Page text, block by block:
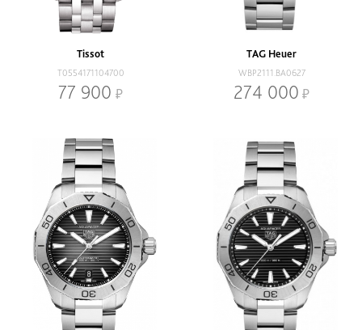
Наличие
В наличии
Кварцевый
Механический
Браслет
Диаметр, мм
Tissot
T0554171104700
77 900
TAG Heuer
WBP2111.BA0627
274 000